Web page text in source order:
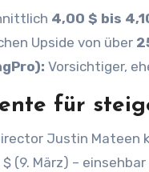
4,00 $ bis
Upside von über
Vorsichtiger,
für
Justin Mateen
(9. März) – einsehbar